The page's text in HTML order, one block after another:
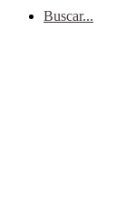
Buscar...